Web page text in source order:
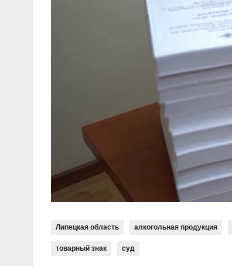
Липецкая область алкогольная продукция
товарный знак суд